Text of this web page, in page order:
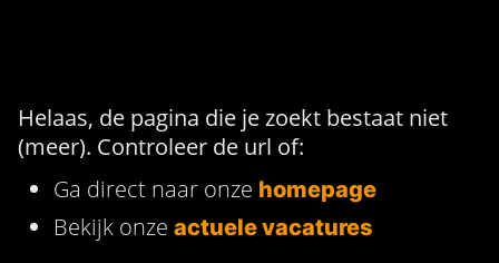
Helaas, de pagina die je zoekt bestaat niet
(meer). Controleer de url of:
Ga direct naar onze homepage
Bekijk onze actuele vacatures